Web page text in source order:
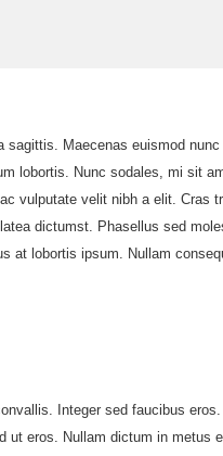
Maecenas euismod
lobortis. Nunc sodales, mi sit
vulputate velit nibh a elit. Cras
dictumst. Phasellus sed
lobortis ipsum. Nullam
Integer sed faucibus
eros. Nullam dictum in metus